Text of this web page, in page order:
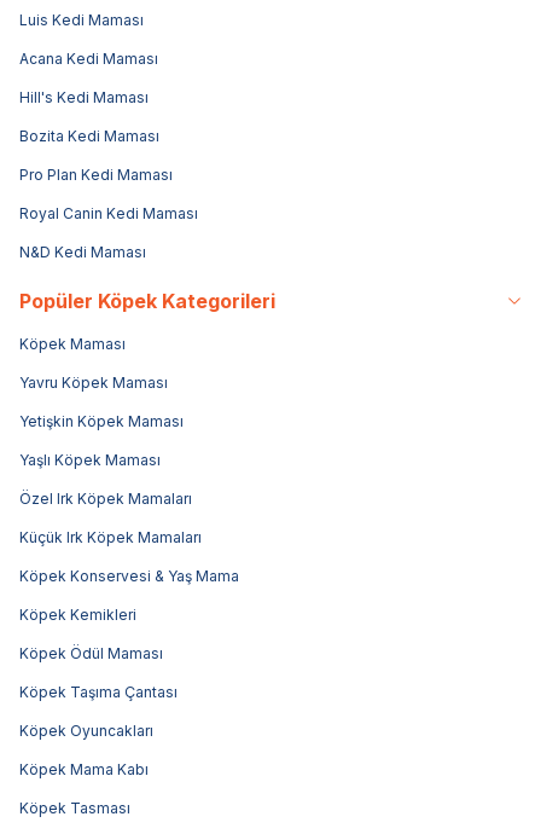
Luis Kedi Maması
Acana Kedi Maması
Hill's Kedi Maması
Bozita Kedi Maması
Pro Plan Kedi Maması
Royal Canin Kedi Maması
N&D Kedi Maması
Popüler Köpek Kategorileri
Köpek Maması
Yavru Köpek Maması
Yetişkin Köpek Maması
Yaşlı Köpek Maması
Özel Irk Köpek Mamaları
Küçük Irk Köpek Mamaları
Köpek Konservesi & Yaş Mama
Köpek Kemikleri
Köpek Ödül Maması
Köpek Taşıma Çantası
Köpek Oyuncakları
Köpek Mama Kabı
Köpek Tasması